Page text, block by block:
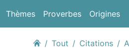
Thèmes Proverbes Origines
Tout Citations